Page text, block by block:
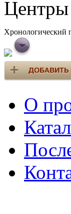
Центры
Хронологический
О